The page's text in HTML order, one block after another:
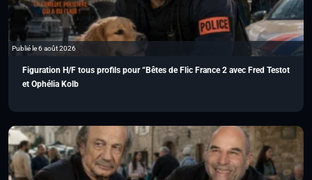
Publié le 6 août 2026
Figuration H/F tous profils pour “Bêtes de Flic France 2 avec Fred Testot
et Ophélia Kolb